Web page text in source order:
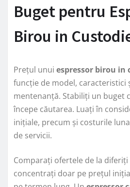
Buget pentru
Birou in
Prețul unui espressor birou in
funcție de model, caracteristici
mentenanță. Stabiliți un buget
începe căutarea. Luați în
inițiale, precum și costurile
de servicii.
Comparați ofertele de la
concentrați doar pe prețul